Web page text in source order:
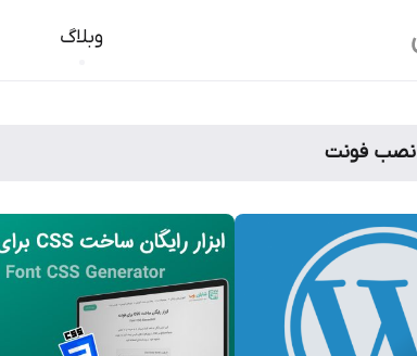
وبلاگ
نصب فونت